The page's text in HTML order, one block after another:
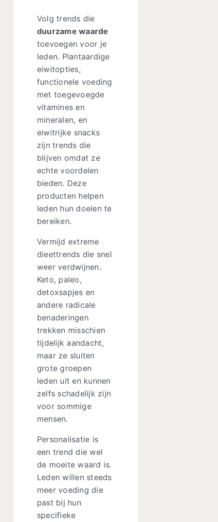
Volg trends die
duurzame waarde
toevoegen voor je
leden. Plantaardige
eiwitopties,
functionele voeding
met toegevoegde
vitamines en
mineralen, en
eiwitrijke snacks
zijn trends die
blijven omdat ze
echte voordelen
bieden. Deze
producten helpen
leden hun doelen te
bereiken.
Vermijd extreme
dieettrends die snel
weer verdwijnen.
Keto, paleo,
detoxsapjes en
andere radicale
benaderingen
trekken misschien
tijdelijk aandacht,
maar ze sluiten
grote groepen
leden uit en kunnen
zelfs schadelijk zijn
voor sommige
mensen.
Personalisatie is
een trend die wel
de moeite waard is.
Leden willen steeds
meer voeding die
past bij hun
specifieke